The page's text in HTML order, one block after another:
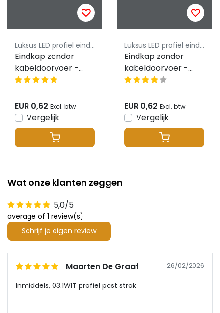
Luksus LED profiel eindkapjes
Eindkap zonder
kabeldoorvoer -
03.1WIT
EUR 0,62 Excl. btw
Vergelijk
Luksus LED profiel eindkapjes
Eindkap zonder
kabeldoorvoer -
03.1ZWART
EUR 0,62 Excl. btw
Vergelijk
Wat onze klanten zeggen
5,0/5
average of 1 review(s)
Schrijf je eigen review
Maarten De Graaf 26/02/2026
Inmiddels, 03.1WIT profiel past strak